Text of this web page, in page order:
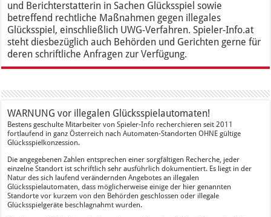
und Berichterstatterin in Sachen Glücksspiel sowie
betreffend rechtliche Maßnahmen gegen illegales
Glücksspiel, einschließlich UWG-Verfahren. Spieler-Info.at
steht diesbezüglich auch Behörden und Gerichten gerne für
deren schriftliche Anfragen zur Verfügung.
WARNUNG vor illegalen Glücksspielautomaten!
Bestens geschulte Mitarbeiter von Spieler-Info recherchieren seit 2011
fortlaufend in ganz Österreich nach Automaten-Standorten OHNE gültige
Glücksspielkonzession.
Die angegebenen Zahlen entsprechen einer sorgfältigen Recherche, jeder
einzelne Standort ist schriftlich sehr ausführlich dokumentiert. Es liegt in der
Natur des sich laufend verändernden Angebotes an illegalen
Glücksspielautomaten, dass möglicherweise einige der hier genannten
Standorte vor kurzem von den Behörden geschlossen oder illegale
Glücksspielgeräte beschlagnahmt wurden.